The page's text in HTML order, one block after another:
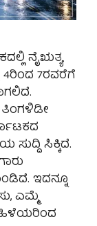
ನೈಋತ್ಯ
4ರಿಂದ 7ರವರೆಗೆ
ಸಿಕ್ಕಿದೆ.
ಇದನ್ನೂ
ಎಮ್ಮೆ